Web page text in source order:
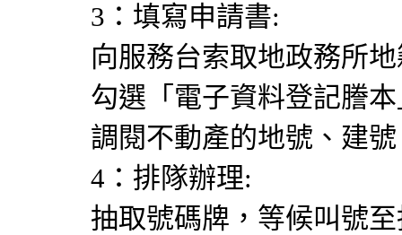
3：填寫申請書:
向服務台索取地政務所
勾選「電子資料登記謄
調閱不動產的地號、建
4：排隊辦理:
抽取號碼牌，等候叫號